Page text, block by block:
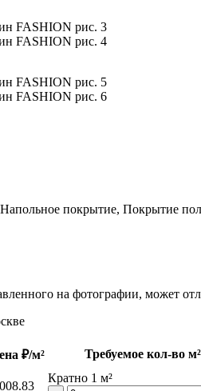
покрытие, Покрытие
на фотографии, может
₽/м² Требуемое кол-во м²
Кратно 1 м²